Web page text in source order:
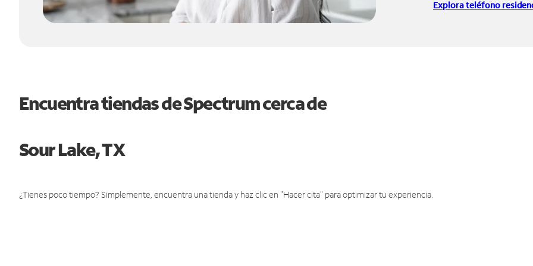
Explora teléfono
Encuentra tiendas de Spectrum cerca de
Sour Lake, TX
¿Tienes poco tiempo? Simplemente, encuentra una tienda y haz clic en "Hacer cita" para optimizar tu experiencia.